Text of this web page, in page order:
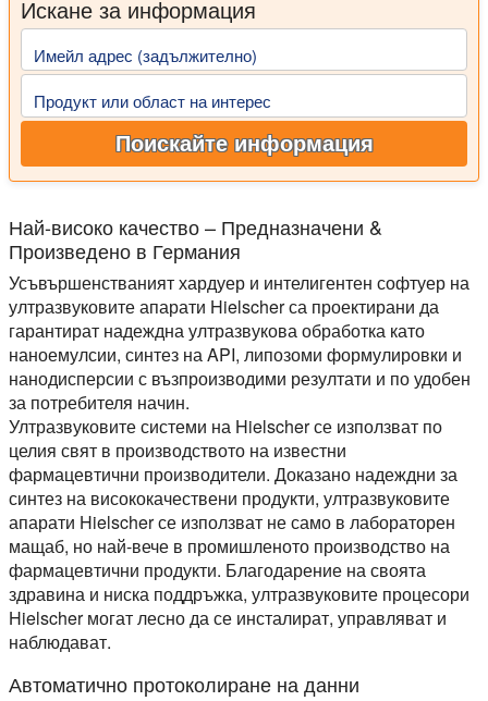
Искане за информация
Имейл адрес (задължително)
Продукт или област на интерес
Поискайте информация
Най-високо качество – Предназначени &
Произведено в Германия
Усъвършенстваният хардуер и интелигентен софтуер на
ултразвуковите апарати Hielscher са проектирани да
гарантират надеждна ултразвукова обработка като
наноемулсии, синтез на API, липозоми формулировки и
нанодисперсии с възпроизводими резултати и по удобен
за потребителя начин.
Ултразвуковите системи на Hielscher се използват по
целия свят в производството на известни
фармацевтични производители. Доказано надеждни за
синтез на висококачествени продукти, ултразвуковите
апарати Hielscher се използват не само в лабораторен
мащаб, но най-вече в промишленото производство на
фармацевтични продукти. Благодарение на своята
здравина и ниска поддръжка, ултразвуковите процесори
Hielscher могат лесно да се инсталират, управляват и
наблюдават.
Автоматично протоколиране на данни